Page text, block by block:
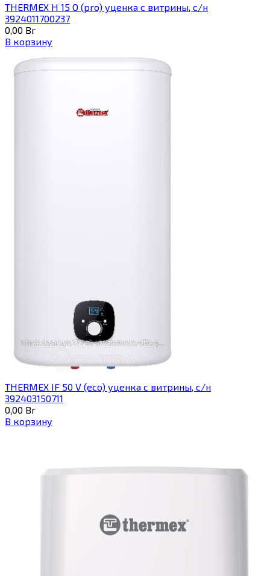
THERMEX H 15 O (pro) уценка с витрины, с/н
3924011700237
0,00 Br
В корзину
THERMEX IF 50 V (eco) уценка c витрины, с/н
392403150711
0,00 Br
В корзину